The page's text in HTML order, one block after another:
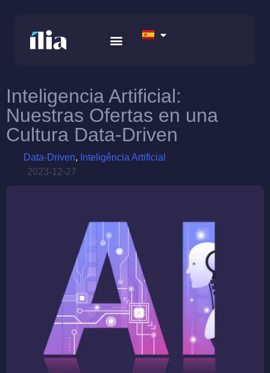
Inteligencia Artificial:
Nuestras Ofertas en una
Cultura Data-Driven
Data-Driven, Inteligência Artificial
2023-12-27